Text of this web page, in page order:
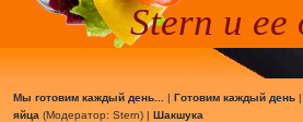
Stern и ее
Мы готовим каждый день... | Готовим каждый день
яйца (Модератор: Stern) | Шакшука